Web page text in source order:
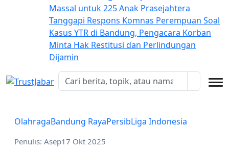
Massal untuk 225 Anak Prasejahtera
Tanggapi Respons Komnas Perempuan Soal
Kasus YTR di Bandung, Pengacara Korban
Minta Hak Restitusi dan Perlindungan
Dijamin
OlahragaBandung RayaPersibLiga Indonesia
Penulis: Asep17 Okt 2025